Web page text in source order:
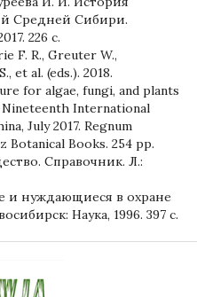
Средней Сибири.
226 с.
F. R., Greuter W.,
et al. (eds.). 2018.
for algae, fungi, and plants
Nineteenth International
July 2017. Regnum
Botanical Books. 254 pp.
Справочник. Л.:
и нуждающиеся в охране
Наука, 1996. 397 с.